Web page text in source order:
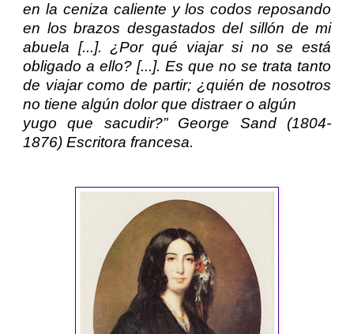
en la ceniza caliente y los codos reposando
en los brazos desgastados del sillón de mi
abuela [...]. ¿Por qué viajar si no se está
obligado a ello? [...]. Es que no se trata tanto
de viajar como de partir; ¿quién de nosotros
no tiene algún dolor que distraer o algún
yugo que sacudir?” George Sand(1804-
1876) Escritora francesa.